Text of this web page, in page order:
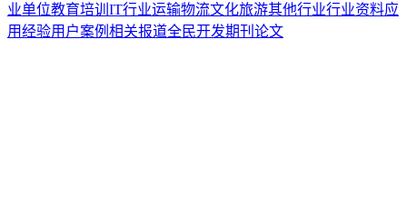
业单位教育培训 IT行业运输物流文化旅游其他行业行业资料应
用经验用户案例 相关报道全民开发期刊论文